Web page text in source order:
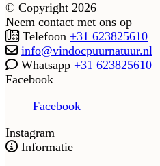
© Copyright 2026
Neem contact met ons op
Telefoon +31 623825610
info@vindocpuurnatuur.nl
Whatsapp +31 623825610
Facebook
Facebook
Instagram
Informatie